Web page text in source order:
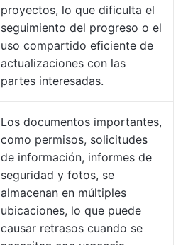
proyectos, lo que dificulta el
seguimiento del progreso o el
uso compartido eficiente de
actualizaciones con las
partes interesadas.
Los documentos importantes,
como permisos, solicitudes
de información, informes de
seguridad y fotos, se
almacenan en múltiples
ubicaciones, lo que puede
causar retrasos cuando se